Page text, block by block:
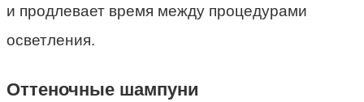
и продлевает время между процедурами
осветления.
Оттеночные шампуни